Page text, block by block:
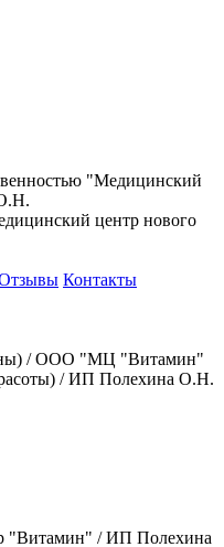
"Медицинский
центр нового
Контакты
/ ООО "МЦ "Витамин"
/ ИП Полехина О.Н.
"Витамин" / ИП Полехина